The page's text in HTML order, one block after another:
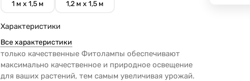
1 м х 1,5 м 1,2 м х 1,5 м
Характеристики
Все характеристики
только качественные Фитолампы обеспечивают
максимально качественное и природное освещение
для ваших растений, тем самым увеличивая урожай.